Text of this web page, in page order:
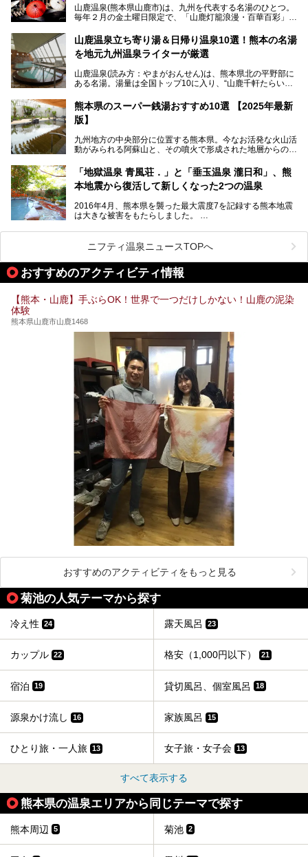
り一度廃業しましたが、2024年10月に営業再開。数多くの
温泉ファンに注目される名湯です。
今回は再開した耕きちの湯を訪問し、全浴室(男女別大浴
山鹿温泉(熊本県山鹿市)は、九州を代表する名湯のひとつ。
毎年２月の金土曜日限定で、「山鹿灯籠浪漫・百華百彩」
ます。和傘や竹、ろうそくなどを用いて、和情緒たっぷりの
ライトアップが無料で楽しめます。
日、の合計8日間開催。今回は地元九州在住の筆者が、その
見所を徹底紹介。併せて、その他イベントや立ち寄り湯も併
山鹿温泉立ち寄り湯＆日帰り温泉10選！熊本の名湯
を地元九州温泉ライターが厳選
山鹿温泉(読み方：やまがおんせん)は、熊本県北の平野部に
ある名湯。湯量は全国トップ10に入り、“山鹿千軒たらいな
泉質であり、お湯の良さにも定評があります。
今回は地元九州の温泉ライターの私が実際に入浴した中か
設・家族風呂の3パターンに分類し、合計10施設を厳選して
ご紹介。ぜひ、湯めぐりの参考にして下さいね！
熊本県のスーパー銭湯おすすめ10選 【2025年最新
版】
九州地方の中央部分に位置する熊本県。今なお活発な火山活
動がみられる阿蘇山と、その噴火で形成された地層からの湧
す。
そんな熊本県は、県内の至るところから温泉が湧いている温
泉県でもあります。山鹿温泉、玉名温泉、黒川温泉、人吉温
出すスーパー銭湯が豊富です。なかでも注目のスーパー銭湯
をピックアップしました。
「地獄温泉 青風荘．」と「垂玉温泉 瀧日和」、熊
本地震から復活して新しくなった2つの温泉
2016年4月、熊本県を襲った最大震度7を記録する熊本地震
は大きな被害をもたらしました。
阿蘇山麓の南阿蘇村の「地獄温泉 清風荘」、そして「清風
荘」から400mほど離れた「垂玉（たるたま）温泉 山口旅
館」の2軒は、この地震による土砂崩れなどのために、一時
期は孤立状態に。もしかしたらこの時のニュースで、「地獄
温泉」と「垂玉温泉」の名前を知った人もいるかもしれませ
ん。
この2軒は今どうなっているのでしょうか。実は現在は「地
ています。2021年に現地を訪問してきましたのでレポート
します。
ニフティ温泉ニュースTOPへ
おすすめのアクティビティ情報
【熊本・山鹿】手ぶらOK！世界で一つだけしかない！山鹿の泥染
体験
熊本県山鹿市山鹿1468
おすすめのアクティビティをもっと見る
菊池の人気テーマから探す
冷え性 24 露天風呂 23
カップル 22 格安（1,000円以下） 21
宿泊 19 貸切風呂、個室風呂 18
源泉かけ流し 16 家族風呂 15
ひとり旅・一人旅 13 女子旅・女子会 13
すべて表示する
熊本県の温泉エリアから同じテーマで探す
熊本周辺 5 菊池 2